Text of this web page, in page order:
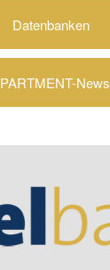
Datenbanken
News